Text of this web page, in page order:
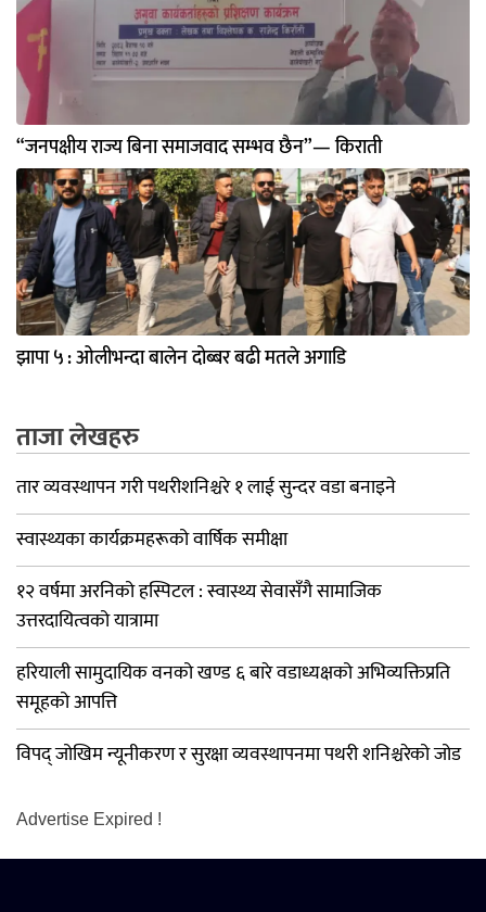
“जनपक्षीय राज्य बिना समाजवाद सम्भव छैन”— किराती
झापा ५ : ओलीभन्दा बालेन दोब्बर बढी मतले अगाडि
ताजा लेखहरु
तार व्यवस्थापन गरी पथरीशनिश्चरे १ लाई सुन्दर वडा बनाइने
स्वास्थ्यका कार्यक्रमहरूको वार्षिक समीक्षा
१२ वर्षमा अरनिको हस्पिटल : स्वास्थ्य सेवासँगै सामाजिक
उत्तरदायित्वको यात्रामा
हरियाली सामुदायिक वनको खण्ड ६ बारे वडाध्यक्षको अभिव्यक्तिप्रति
समूहको आपत्ति
विपद् जोखिम न्यूनीकरण र सुरक्षा व्यवस्थापनमा पथरी शनिश्चरेको जोड
Advertise Expired !